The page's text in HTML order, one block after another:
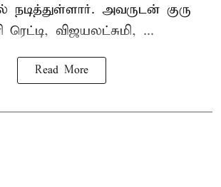
நடித்துள்ளார். அவருடன் குரு
விஜயலட்சுமி, ...
Read More